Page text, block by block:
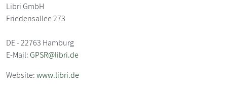
Libri GmbH
Friedensallee 273
DE - 22763 Hamburg
E-Mail:GPSR@libri.de
Website:www.libri.de